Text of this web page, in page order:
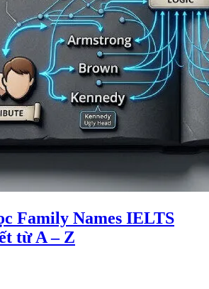
Family Names IELTS
từ A – Z